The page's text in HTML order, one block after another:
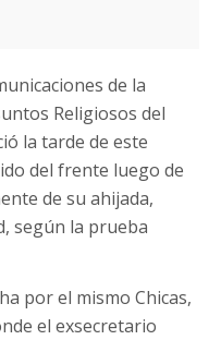
de la
Religiosos del
la tarde de este
del frente luego de
de su ahijada,
según la prueba
por el mismo Chicas,
el exsecretario